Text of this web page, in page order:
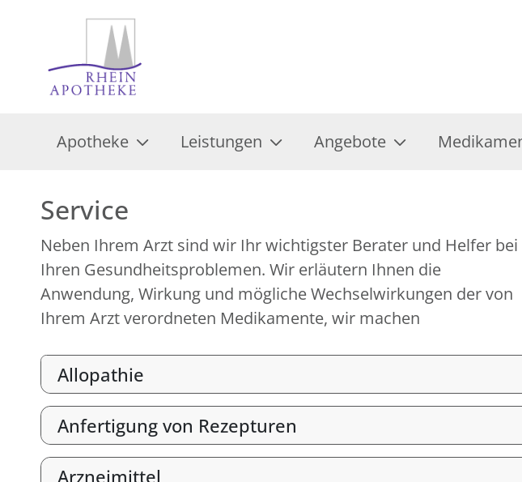
Apotheke Leistungen Angebote
Service
Neben Ihrem Arzt sind wir Ihr wichtigster Berater und Helfer bei
Ihren Gesundheitsproblemen. Wir erläutern Ihnen die
Anwendung, Wirkung und mögliche Wechselwirkungen der von
Ihrem Arzt verordneten Medikamente, wir machen
Untersuchungen und Tests, erklären Ihnen die Bedienung von
medizinischen Geräten und Hilfsmitteln und geben Ihnen gerne
Allopathie
Anfertigung von Rezepturen
Arzneimittel